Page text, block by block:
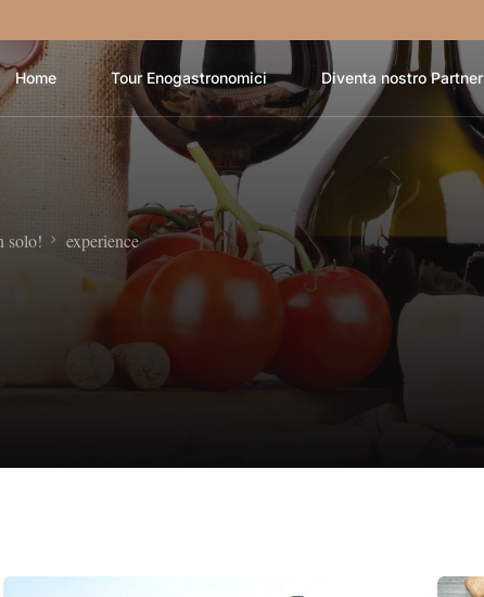
Home Tour Enogastronomici Diventa nostro Partner
solo! experience